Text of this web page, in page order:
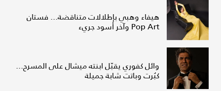
هيفاء وهبي بإطلالات متناقضة... فستان
Pop Art وآخر أسود جريء
وائل كفوري يقبّل ابنته ميشال على المسرح...
كبُرت وباتت شابة جميلة